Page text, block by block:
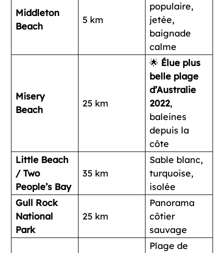
Middleton
Beach
5 km
populaire,
jetée,
baignade
calme
Misery
Beach
25 km
🌟 Élue plus
belle plage
d’Australie
2022,
baleines
depuis la
côte
Little Beach
/ Two
People’s Bay
35 km
Sable blanc,
turquoise,
isolée
Gull Rock
National
Park
25 km
Panorama
côtier
sauvage
Plage de